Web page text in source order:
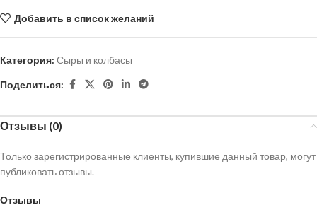
Добавить в список желаний
Категория: Сыры и колбасы
Поделиться:
Отзывы (0)
Отзывы
Только зарегистрированные клиенты, купившие данный товар, могут
публиковать отзывы.